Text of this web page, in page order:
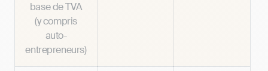
base de TVA
(y compris
auto-
entrepreneurs)